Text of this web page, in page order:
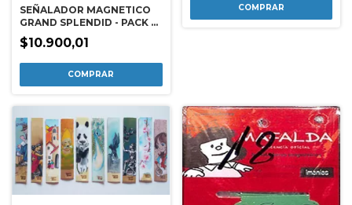
SEÑALADOR MAGNETICO
GRAND SPLENDID - PACK X
3
$10.900,01